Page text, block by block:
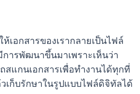
เอกสารของเรากลายเป็นไฟล์
ารพัฒนาขึ้นมาเพราะเห็นว่า
แกนเอกสารเพื่อทำงานได้ทุกที่
เก็บรักษาในรูปแบบไฟล์ดิจิทัลได้